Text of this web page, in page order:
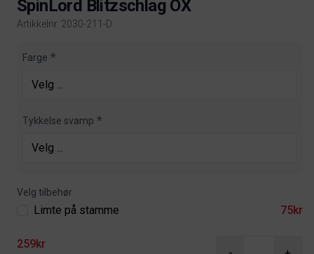
SpinLord Blitzschlag OX
Artikkelnr. 2030-211-D
Farge
Tykkelse svamp
Velg tilbehør
Limte på stamme 75kr
259kr